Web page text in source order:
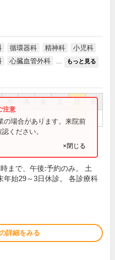
循環器科 精神科
小児科
心臓血管外科 もっと見る
祝
● ● ●
の場合があります。来院前
ください。
×閉じる
まで、午後:予約のみ。 土
年始29～3日休診。 各診療科
詳細をみる